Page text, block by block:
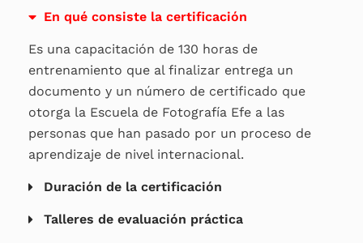
En qué consiste la certificación
Es una capacitación de 130 horas de
entrenamiento que al finalizar entrega un
documento y un número de certificado que
otorga la Escuela de Fotografía Efe a las
personas que han pasado por un proceso de
aprendizaje de nivel internacional.
Duración de la certificación
Talleres de evaluación práctica